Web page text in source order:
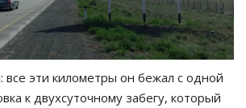
все эти километры он бежал с одной
к двухсуточному забегу, который